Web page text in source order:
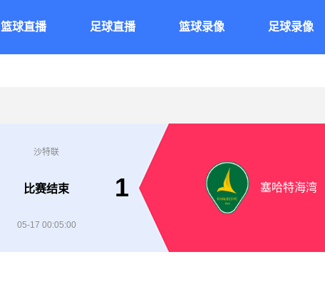
篮球直播 足球直播 篮球录像 足球录像
沙特联
比赛结束 1
05-17 00:05:00
塞哈特海湾